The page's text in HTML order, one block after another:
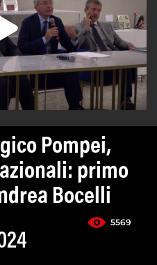
Pompei,
primo
Bocelli
5569